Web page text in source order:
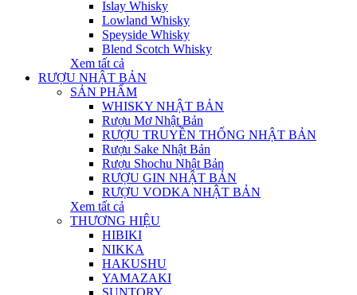
Islay Whisky
Lowland Whisky
Speyside Whisky
Blend Scotch Whisky
Xem tất cả
RƯỢU NHẬT BẢN
SẢN PHẨM
WHISKY NHẬT BẢN
Rượu Mơ Nhật Bản
RƯỢU TRUYỀN THỐNG NHẬT BẢN
Rượu Sake Nhật Bản
Rượu Shochu Nhật Bản
RƯỢU GIN NHẬT BẢN
RƯỢU VODKA NHẬT BẢN
Xem tất cả
THƯƠNG HIỆU
HIBIKI
NIKKA
HAKUSHU
YAMAZAKI
SUNTORY